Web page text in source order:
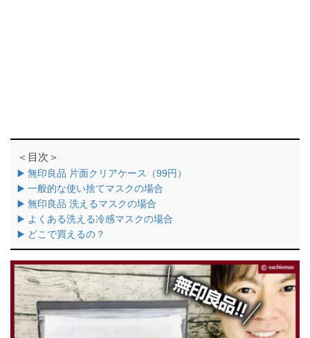
＜目次＞
▶️ 無印良品 片面クリアケース（99円）
▶️ 一般的な使い捨てマスクの場合
▶️ 無印良品 洗えるマスクの場合
▶️ よくある洗える冷感マスクの場合
▶️ どこで買えるの？